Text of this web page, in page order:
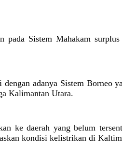
pada Sistem Mahakam
adanya Sistem Borneo
Kalimantan Utara.
ke daerah yang belum
kondisi kelistrikan di